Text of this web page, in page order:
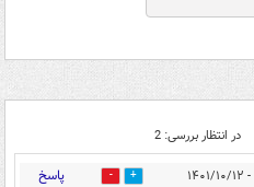
در انتظار بررسی: 2
89 پاسخ